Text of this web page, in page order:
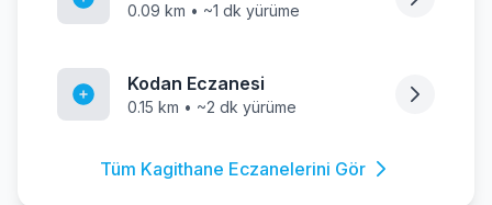
0.09 km • ~1 dk yürüme
Kodan Eczanesi
0.15 km • ~2 dk yürüme
Tüm Kagithane Eczanelerini Gör